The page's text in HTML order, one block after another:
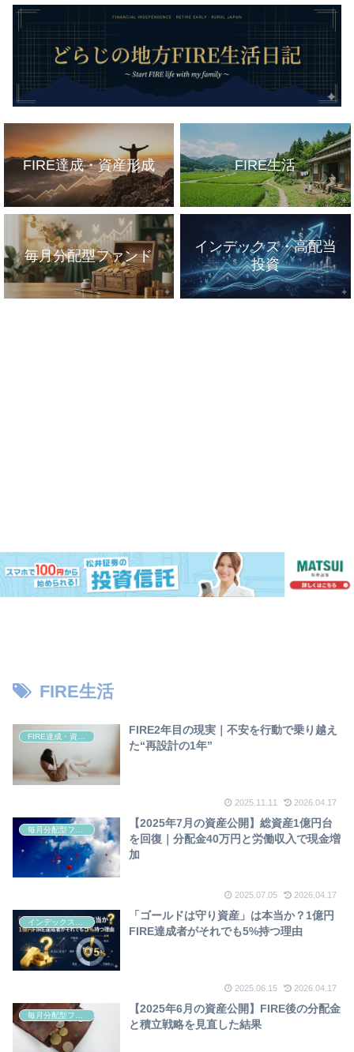
FIRE達成・資産形成 FIRE生活
毎月分配型ファンド
インデックス・高配当
投資
FIRE生活
FIRE2年目の現実｜不安を行動で乗り越え
た“再設計の1年”
2025.11.11 2026.04.17
【2025年7月の資産公開】総資産1億円台
を回復｜分配金40万円と労働収入で現金増
加
2025.07.05 2026.04.17
インデックス・高配当投資
「ゴールドは守り資産」は本当か？1億円
FIRE達成者がそれでも5%持つ理由
2025.06.15 2026.04.17
【2025年6月の資産公開】FIRE後の分配金
と積立戦略を見直した結果